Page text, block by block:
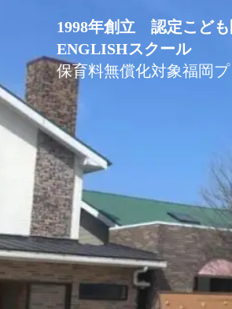
1998年創立 認定こど
ENGLISHスクール
保育料無償化対象福岡